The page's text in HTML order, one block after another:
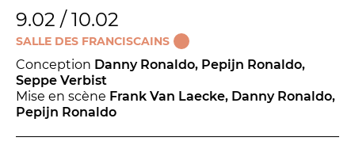
médical et judiciaire
En situation de handicap
PRATIQUEZ...
Nissa Slam
9.02 / 10.02
SALLE DES FRANCISCAINS
Conception Danny Ronaldo, Pepijn Ronaldo,
Seppe Verbist
Mise en scène Frank Van Laecke, Danny Ronaldo,
Pepijn Ronaldo